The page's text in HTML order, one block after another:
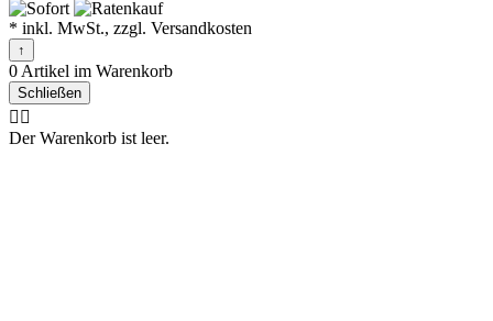
* inkl. MwSt., zzgl. Versandkosten
↑
0 Artikel im Warenkorb
Schließen
🤷‍♂️
Der Warenkorb ist leer.